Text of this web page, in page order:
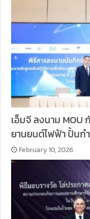
เอ็มจี ลงนาม
ยานยนต์ไฟฟ้า ปั้นก
February 10, 2026